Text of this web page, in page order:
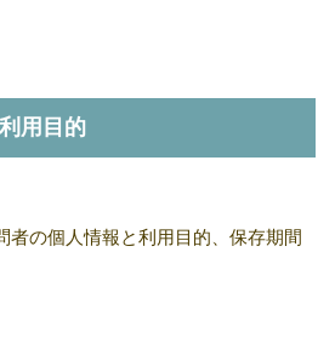
用目的
者の個人情報と利用目的、保存期間